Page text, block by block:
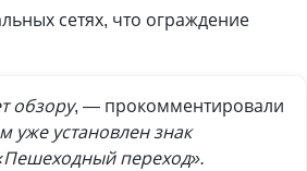
сетях, что ограждение
обзору, — прокомментировали
уже установлен знак
переход».